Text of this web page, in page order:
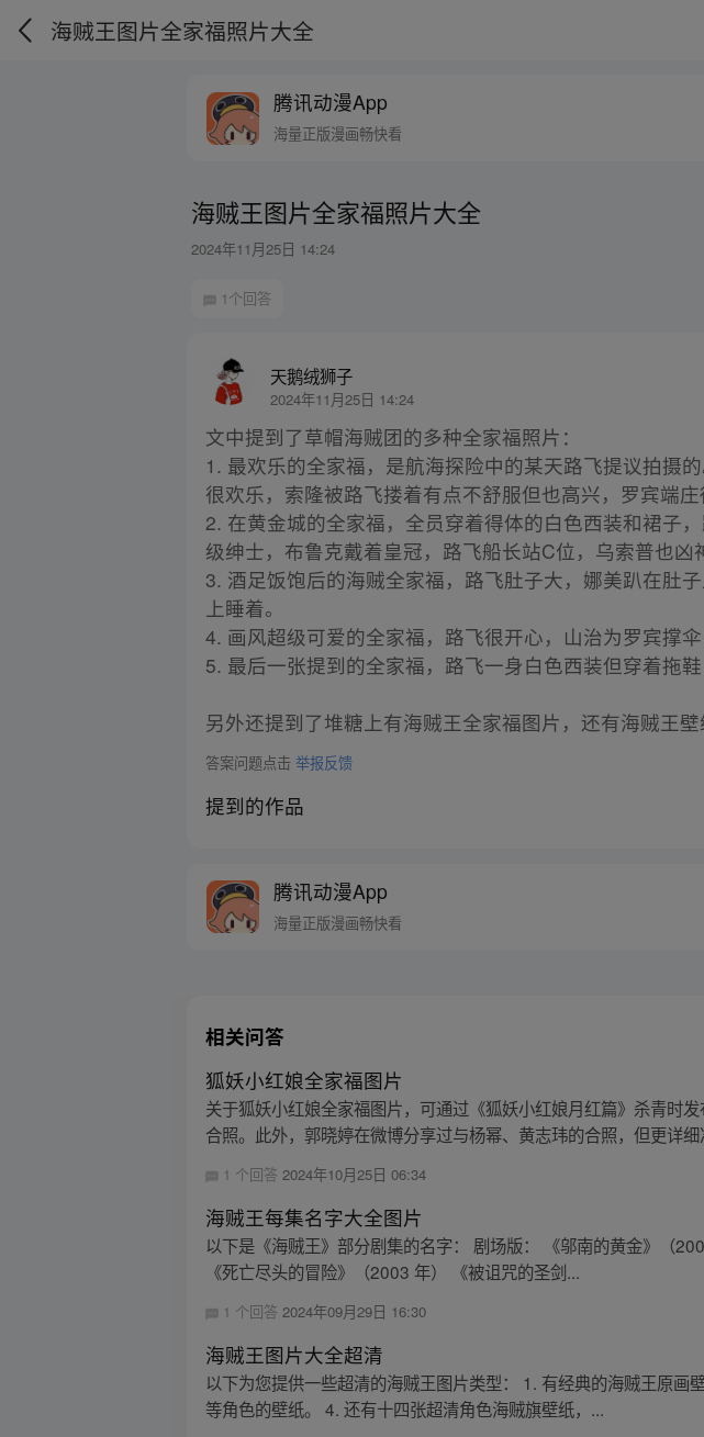
海贼王图片全家福照片大全
腾讯动漫App
海量正版漫画畅快看
海贼王图片全家福照片大全
2024年11月25日 14:24
1个回答
天鹅绒狮子
2024年11月25日 14:24
文中提到了草帽海贼团的多种全家福照片：
1. 最欢乐的全家福，是航海探险中的某天路飞提议拍摄
很欢乐，索隆被路飞搂着有点不舒服但也高兴，罗宾端
2. 在黄金城的全家福，全员穿着得体的白色西装和裙子
级绅士，布鲁克戴着皇冠，路飞船长站C位，乌索普也凶
3. 酒足饭饱后的海贼全家福，路飞肚子大，娜美趴在肚
上睡着。
4. 画风超级可爱的全家福，路飞很开心，山治为罗宾撑
5. 最后一张提到的全家福，路飞一身白色西装但穿着拖
另外还提到了堆糖上有海贼王全家福图片，还有海贼王
答案问题点击举报反馈
提到的作品
腾讯动漫App
海量正版漫画畅快看
相关问答
狐妖小红娘全家福图片
关于狐妖小红娘全家福图片，可通过《狐妖小红娘月红篇》杀青时
合照。此外，郭晓婷在微博分享过与杨幂、黄志玮的合照，但更详
1 个回答2024年10月25日 06:34
海贼王每集名字大全图片
以下是《海贼王》部分剧集的名字： 剧场版： 《邬南的黄金》（
《死亡尽头的冒险》（2003 年） 《被诅咒的圣剑...
1 个回答2024年09月29日 16:30
海贼王图片大全超清
以下为您提供一些超清的海贼王图片类型： 1. 有经典的海贼王原
等角色的壁纸。 4. 还有十四张超清角色海贼旗壁纸，...